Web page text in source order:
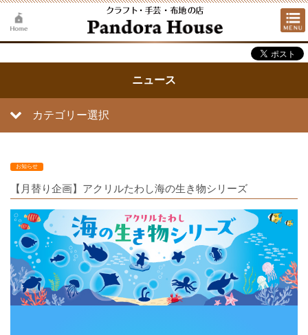
ニュース
カテゴリー選択
お知らせ
【月替り企画】アクリルたわし海の生き物シリーズ